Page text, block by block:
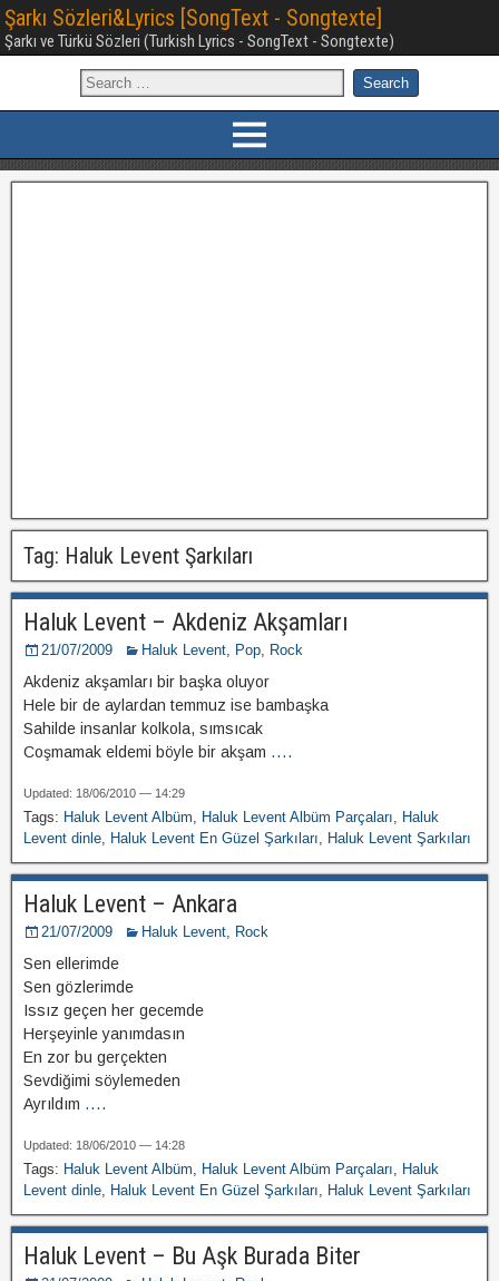
Şarkı Sözleri&Lyrics [SongText - Songtexte]
Şarkı ve Türkü Sözleri (Turkish Lyrics - SongText - Songtexte)
Tag: Haluk Levent Şarkıları
Haluk Levent – Akdeniz Akşamları
21/07/2009 Haluk Levent, Pop, Rock
Akdeniz akşamları bir başka oluyor
Hele bir de aylardan temmuz ise bambaşka
Sahilde insanlar kolkola, sımsıcak
Coşmamak eldemi böyle bir akşam ....
Updated: 18/06/2010 — 14:29
Tags: Haluk Levent Albüm, Haluk Levent Albüm Parçaları, Haluk
Levent dinle, Haluk Levent En Güzel Şarkıları, Haluk Levent Şarkıları
Haluk Levent – Ankara
21/07/2009 Haluk Levent, Rock
Sen ellerimde
Sen gözlerimde
Issız geçen her gecemde
Herşeyinle yanımdasın
En zor bu gerçekten
Sevdiğimi söylemeden
Ayrıldım ....
Updated: 18/06/2010 — 14:28
Tags: Haluk Levent Albüm, Haluk Levent Albüm Parçaları, Haluk
Levent dinle, Haluk Levent En Güzel Şarkıları, Haluk Levent Şarkıları
Haluk Levent – Bu Aşk Burada Biter